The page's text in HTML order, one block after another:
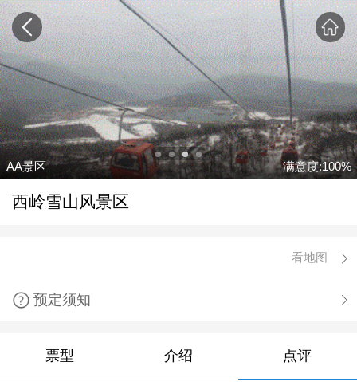
AA景区 满意度:100%
西岭雪山风景区
看地图
预定须知
票型 介绍 点评